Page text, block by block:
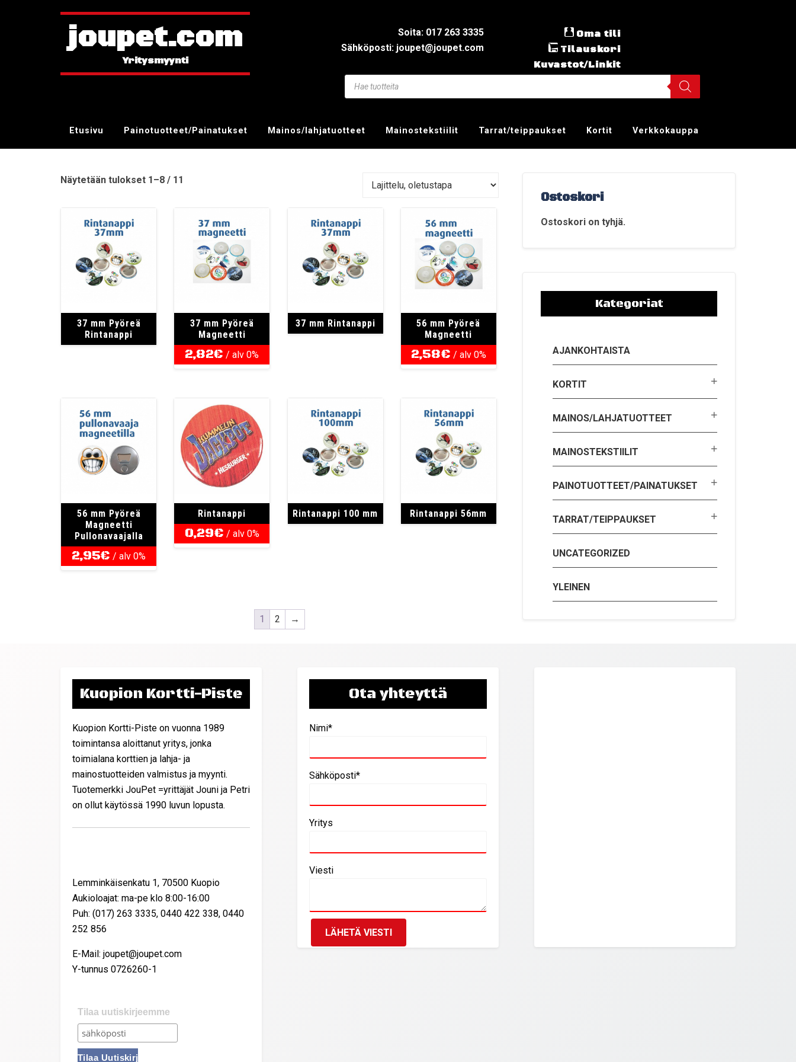
joupet.com
Soita: 017 263 3335
Sähköposti: joupet@joupet.com
Oma tili
Tilauskori
Kuvastot/Linkit
Etusivu Painotuotteet/Painatukset Mainos/lahjatuotteet Mainostekstiilit Tarrat/teippaukset Kortit Verkkokauppa
Näytetään tulokset 1–8 / 11
37 mm Pyöreä
Rintanappi
37 mm Pyöreä
Magneetti
2,82€ / alv 0%
37 mm Rintanappi
56 mm Pyöreä
Magneetti
2,58€ / alv 0%
56 mm Pyöreä
Magneetti
Pullonavaajalla
2,95€ / alv 0%
Rintanappi
0,29€ / alv 0%
Rintanappi 100 mm Rintanappi 56mm
1 2 →
Ostoskori
Ostoskori on tyhjä.
Kategoriat
AJANKOHTAISTA
KORTIT
MAINOS/LAHJATUOTTEET
MAINOSTEKSTIILIT
PAINOTUOTTEET/PAINATUKSET
TARRAT/TEIPPAUKSET
UNCATEGORIZED
YLEINEN
Kuopion Kortti-Piste
Kuopion Kortti-Piste on vuonna 1989
toimintansa aloittanut yritys, jonka
toimialana korttien ja lahja- ja
mainostuotteiden valmistus ja myynti.
Tuotemerkki JouPet =yrittäjät Jouni ja Petri
on ollut käytössä 1990 luvun lopusta.
Lemminkäisenkatu 1, 70500 Kuopio
Aukioloajat: ma-pe klo 8:00-16:00
Puh: (017) 263 3335, 0440 422 338, 0440
252 856
E-Mail: joupet@joupet.com
Y-tunnus 0726260-1
Tilaa uutiskirjeemme
Ota yhteyttä
Nimi*
Sähköposti*
Yritys
Viesti